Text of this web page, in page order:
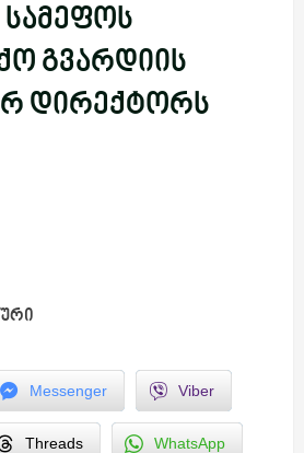
სამეფოს
გვარდიის
დირექტორს
Messenger Viber
Threads WhatsApp